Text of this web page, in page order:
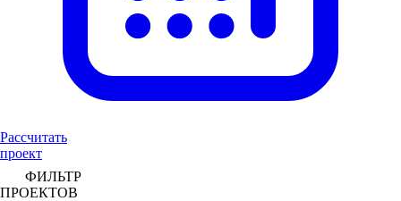
Рассчитать
проект
ФИЛЬТР
ПРОЕКТОВ